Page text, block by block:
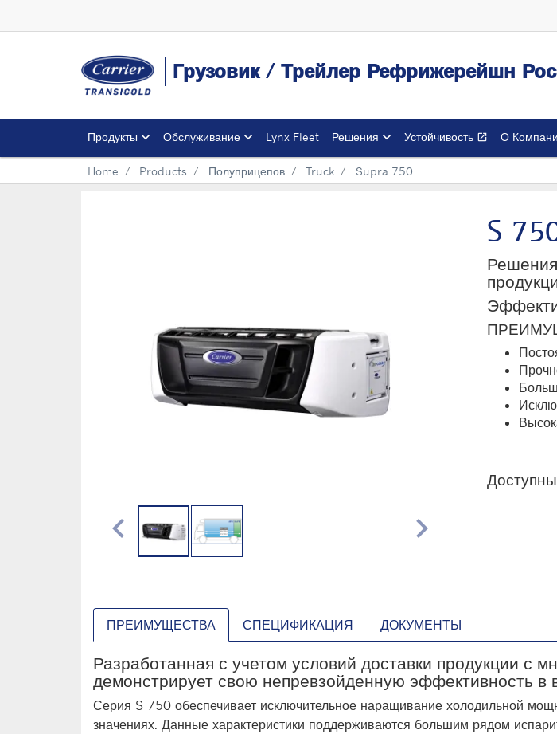
Грузовик / Трейлер Рефрижерейшн
Продукты Обслуживание Lynx Fleet Решения Устойчивость open_in_newОткрывается в
О
Home Products Полуприцепов Truck Supra 750
chevron_left chevron_right
S
ПРЕИМУЩЕСТВА СПЕЦИФИКАЦИЯ ДОКУМЕНТЫ
Разработанная с учетом условий доставки продукции с
демонстрирует свою непревзойденную эффективность в
Серия S 750 обеспечивает исключительное наращивание холодильной
значениях. Данные характеристики поддерживаются большим рядом